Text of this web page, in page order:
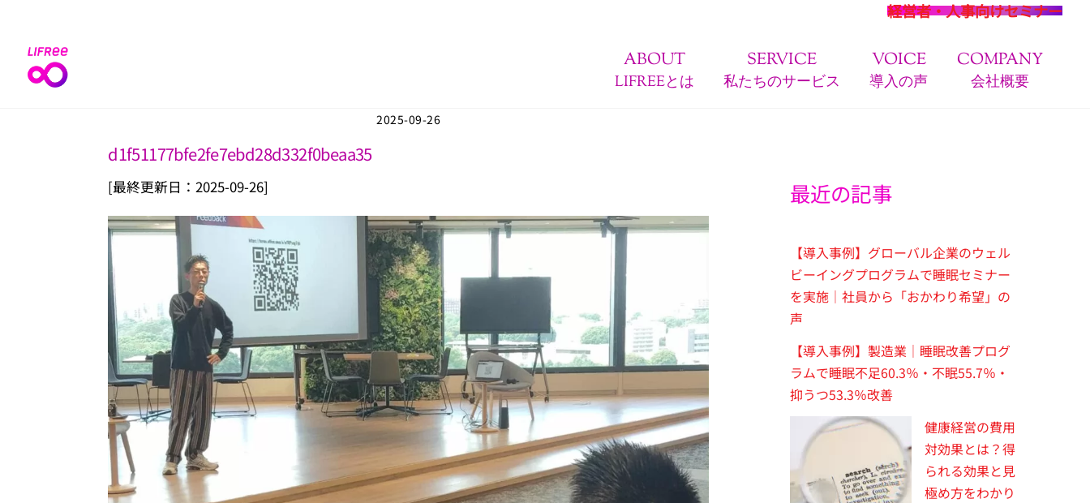
content
経営者・人事向けセミナー
ABOUT
LIFREEとは
SERVICE
私たちのサービス
VOICE
導入の声
COMPANY
会社概要
2025-09-26
d1f51177bfe2fe7ebd28d332f0beaa35
[最終更新日：2025-09-26] 最近の記事
【導入事例】グローバル企業のウェル
ビーイングプログラムで睡眠セミナー
を実施｜社員から「おかわり希望」の
声
【導入事例】製造業｜睡眠改善プログ
ラムで睡眠不足60.3％・不眠55.7％・
抑うつ53.3％改善
健康経営の費用
対効果とは？得
られる効果と見
極め方をわかり